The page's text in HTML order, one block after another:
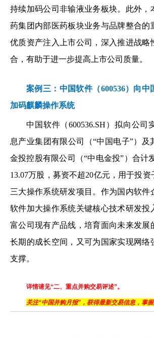
持续加码公司非输液业务板块。此外，
药集团内部医药板块业务与品牌整合的
优质资产注入上市公司，深入推进战略
合，有助于进一步提高上市公司质量。
案例三：中国软件（600536）向中
加码麒麟操作系统
中国软件（600536.SH）拟向公司
息产业集团有限公司（“中国电子”）及
金投控股有限公司（“中电金投”）合计
13.07万股，募资不超20亿元，用于投
三大操作系统研发项目。作为国内软件
软件加大操作系统关键核心技术研发投
富公司现有产品线，培育面向未来发展
长期的成长空间，又可为国家实现网络
支撑。
详情请见“二、重点并购交易评述”。
关注“中国并购月报”，获得最新交易信息，掌握